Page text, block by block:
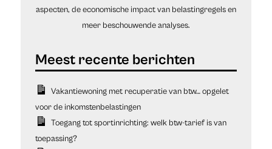
aspecten, de economische impact van belastingregels en
meer beschouwende analyses.
Vakantiewoning met recuperatie van btw… opgelet
voor de inkomstenbelastingen
Toegang tot sportinrichting: welk btw-tarief is van
toepassing?